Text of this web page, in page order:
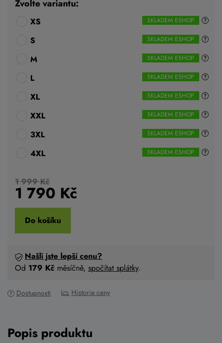
Zvolte variantu:
XS SKLADEM ESHOP
S SKLADEM ESHOP
M SKLADEM ESHOP
L SKLADEM ESHOP
XL SKLADEM ESHOP
XXL SKLADEM ESHOP
3XL SKLADEM ESHOP
4XL SKLADEM ESHOP
1 999 Kč
1 790 Kč
Do košíku
Našli jste lepší cenu?
Od 179 Kč měsíčně, spočítat splátky.
Dostupnosti Historie ceny
Popis produktu